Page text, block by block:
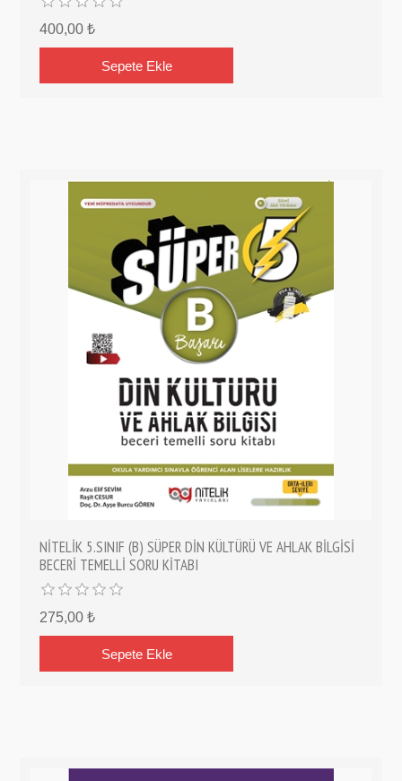
400,00 ₺
NİTELİK 5.SINIF (B) SÜPER DİN KÜLTÜRÜ VE AHLAK BİLGİSİ
BECERİ TEMELLİ SORU KİTABI
275,00 ₺